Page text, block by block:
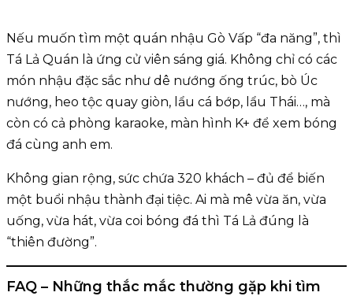
Nếu muốn tìm một quán nhậu Gò Vấp “đa năng”, thì
Tá Lả Quán là ứng cử viên sáng giá. Không chỉ có các
món nhậu đặc sắc như dê nướng ống trúc, bò Úc
nướng, heo tộc quay giòn, lẩu cá bớp, lẩu Thái…, mà
còn có cả phòng karaoke, màn hình K+ để xem bóng
đá cùng anh em.
Không gian rộng, sức chứa 320 khách – đủ để biến
một buổi nhậu thành đại tiệc. Ai mà mê vừa ăn, vừa
uống, vừa hát, vừa coi bóng đá thì Tá Lả đúng là
“thiên đường”.
FAQ – Những thắc mắc thường gặp khi tìm